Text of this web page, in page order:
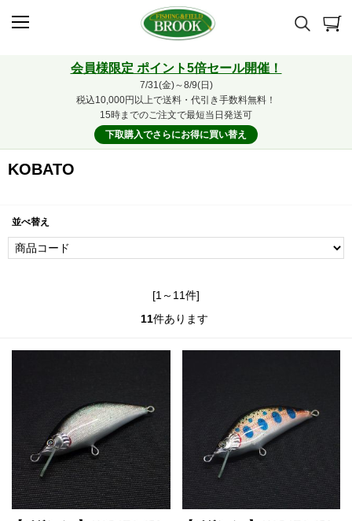
会員様限定 ポイント5倍セール開催！
7/31(金)～8/9(日)
税込10,000円以上で送料・代引き手数料無料！
15時までのご注文で最短当日発送可
下取購入でさらにお得に買い替え
KOBATO
並べ替え
[1～11件]
11件あります